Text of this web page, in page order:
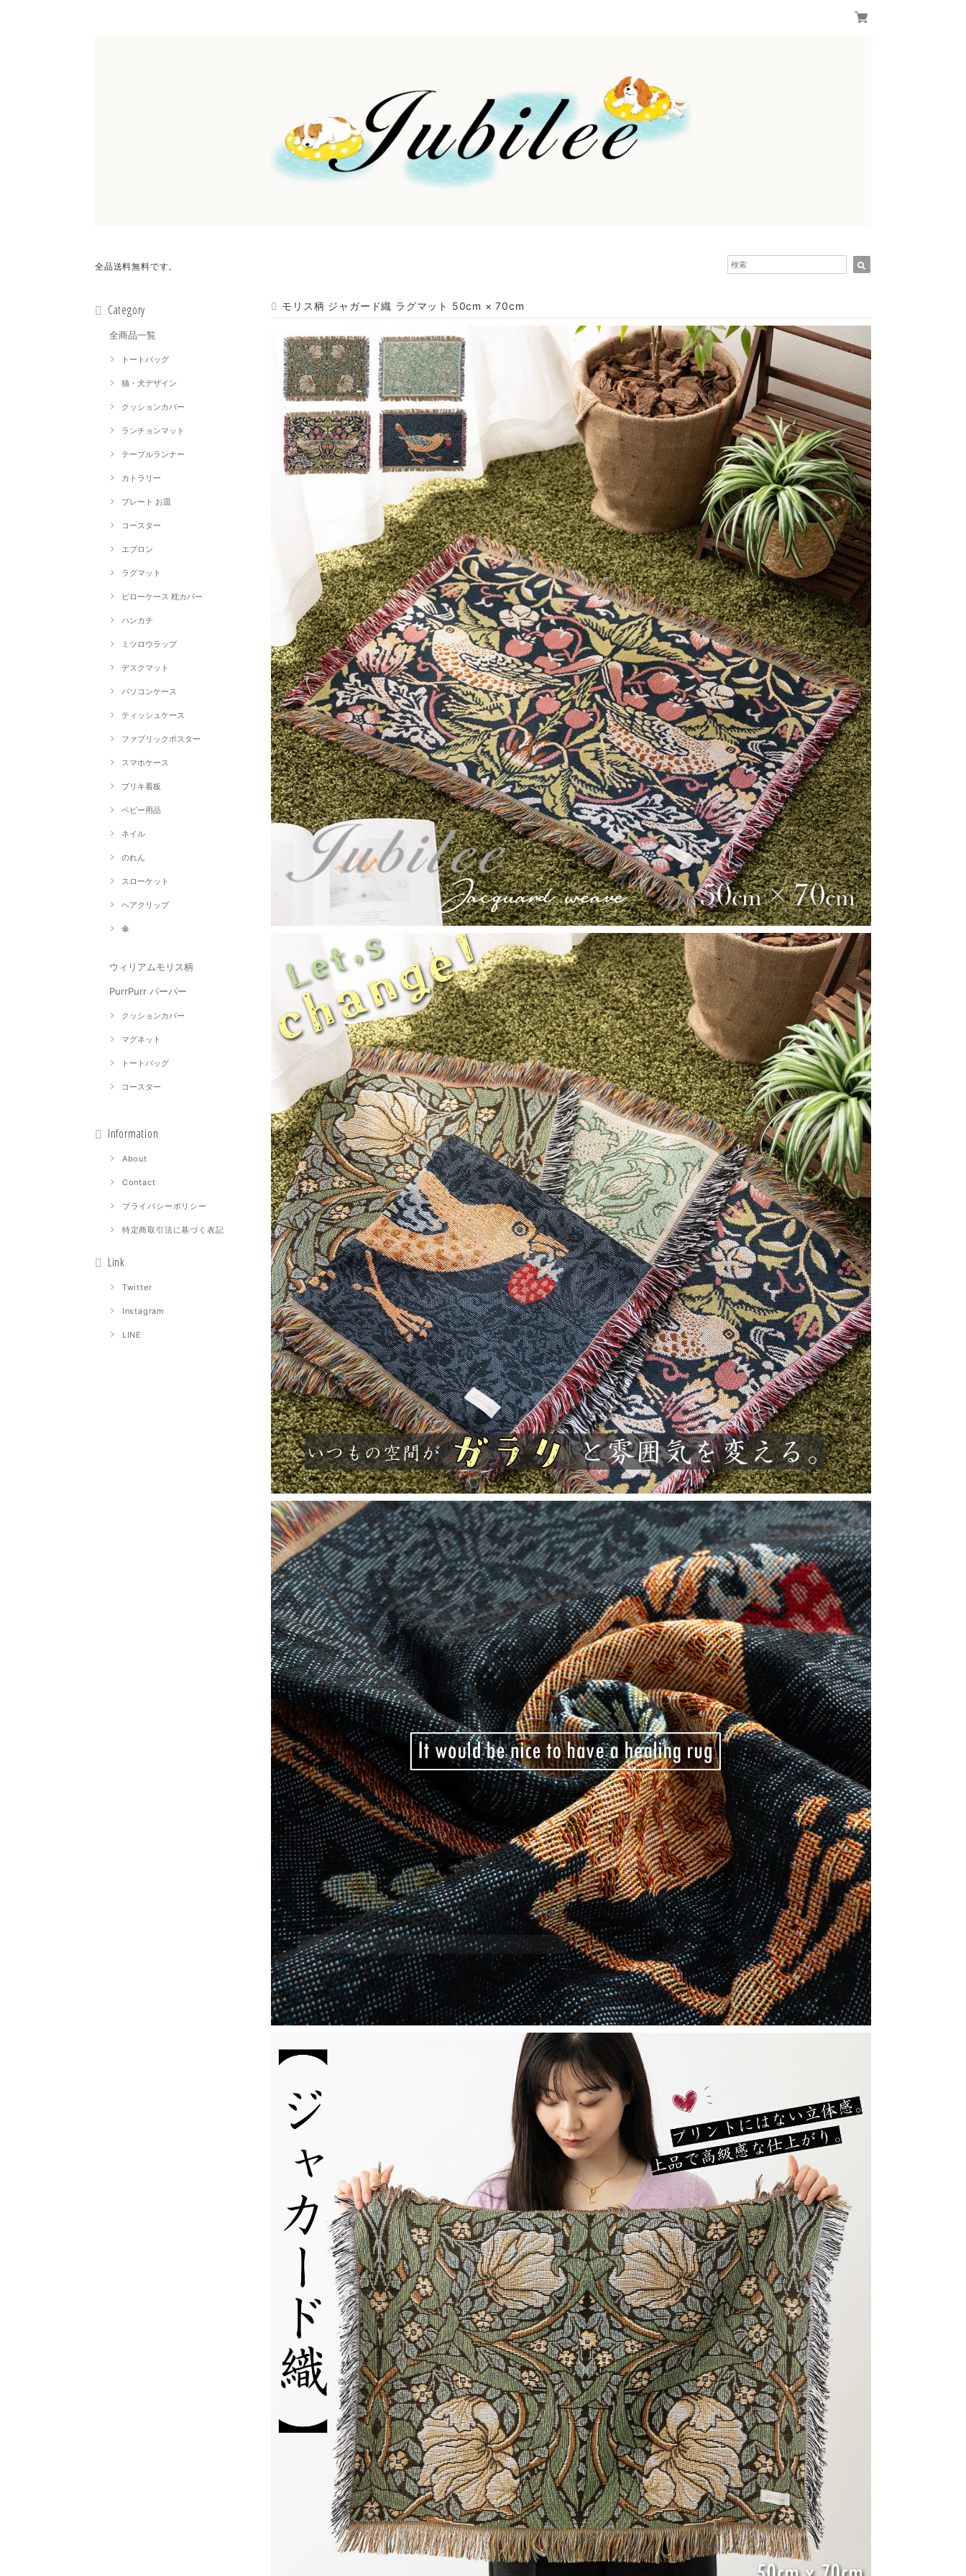
全品送料無料です。
Category
全商品一覧
トートバッグ
猫・犬デザイン
クッションカバー
ランチョンマット
テーブルランナー
カトラリー
プレート お皿
コースター
エプロン
ラグマット
ピローケース 枕カバー
ハンカチ
ミツロウラップ
デスクマット
パソコンケース
ティッシュケース
ファブリックポスター
スマホケース
ブリキ看板
ベビー用品
ネイル
のれん
スローケット
ヘアクリップ
傘
ウィリアムモリス柄
PurrPurr パーパー
クッションカバー
マグネット
トートバッグ
コースター
Information
About
Contact
プライバシーポリシー
特定商取引法に基づく表記
Link
Twitter
Instagram
LINE
モリス柄 ジャガード織 ラグマット 50cm × 70cm